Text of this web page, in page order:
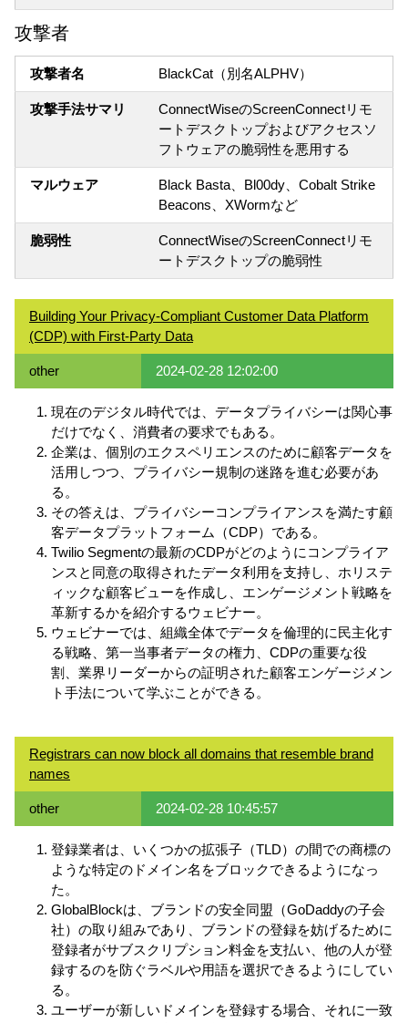
攻撃者
攻撃者名 BlackCat（別名ALPHV）
攻撃手法サマリ
ConnectWiseのScreenConnectリモ
ートデスクトップおよびアクセスソ
フトウェアの脆弱性を悪用する
マルウェア
Black Basta、Bl00dy、Cobalt Strike
Beacons、XWormなど
脆弱性
ConnectWiseのScreenConnectリモ
ートデスクトップの脆弱性
Building Your Privacy-Compliant Customer Data Platform
(CDP) with First-Party Data
other 2024-02-28 12:02:00
現在のデジタル時代では、データプライバシーは関心事
だけでなく、消費者の要求でもある。
企業は、個別のエクスペリエンスのために顧客データを
活用しつつ、プライバシー規制の迷路を進む必要があ
る。
その答えは、プライバシーコンプライアンスを満たす顧
客データプラットフォーム（CDP）である。
Twilio Segmentの最新のCDPがどのようにコンプライア
ンスと同意の取得されたデータ利用を支持し、ホリステ
ィックな顧客ビューを作成し、エンゲージメント戦略を
革新するかを紹介するウェビナー。
ウェビナーでは、組織全体でデータを倫理的に民主化す
る戦略、第一当事者データの権力、CDPの重要な役
割、業界リーダーからの証明された顧客エンゲージメン
ト手法について学ぶことができる。
Registrars can now block all domains that resemble brand
names
other 2024-02-28 10:45:57
登録業者は、いくつかの拡張子（TLD）の間での商標の
ような特定のドメイン名をブロックできるようになっ
た。
GlobalBlockは、ブランドの安全同盟（GoDaddyの子会
社）の取り組みであり、ブランドの登録を妨げるために
登録者がサブスクリプション料金を支払い、他の人が登
録するのを防ぐラベルや用語を選択できるようにしてい
る。
ユーザーが新しいドメインを登録する場合、それに一致